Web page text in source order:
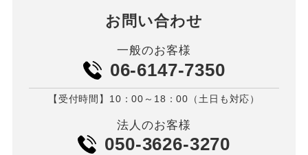
お問い合わせ
一般のお客様
06-6147-7350
【受付時間】10：00～18：00（土日も対応）
法人のお客様
050-3626-3270